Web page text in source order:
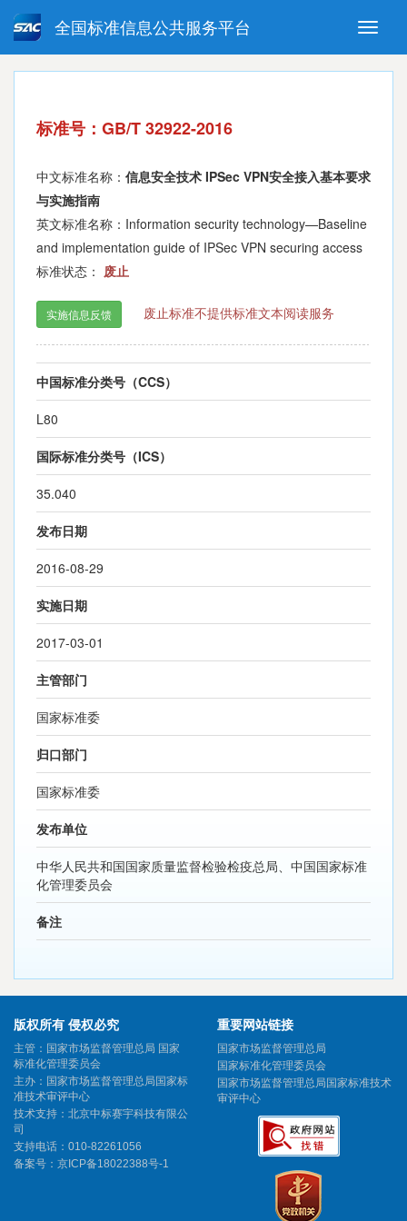
Toggle
全国标准信息公共服务平台
强制性国家标准 推荐性国家标准
指导性技术文件 (National standards in foreign
标准号：GB/T 32922-2016
中文标准名称： 信息安全技术 IPSec VPN安全接入基本要求
与实施指南
英文标准名称：Information security technology—Baseline
and implementation guide of IPSec VPN securing access
标准状态： 废止
实施信息反馈 废止标准不提供标准文本阅读服务
中国标准分类号（CCS）
L80
国际标准分类号（ICS）
35.040
发布日期
2016-08-29
实施日期
2017-03-01
主管部门
国家标准委
归口部门
国家标准委
发布单位
中华人民共和国国家质量监督检验检疫总局、中国国家标准
化管理委员会
备注
版权所有 侵权必究
主管：国家市场监督管理总局 国家
标准化管理委员会
主办：国家市场监督管理总局国家标
准技术审评中心
技术支持：北京中标赛宇科技有限公
司
支持电话：010-82261056
备案号： 京ICP备18022388号-1
重要网站链接
国家市场监督管理总局
国家标准化管理委员会
国家市场监督管理总局国家标准技术
审评中心